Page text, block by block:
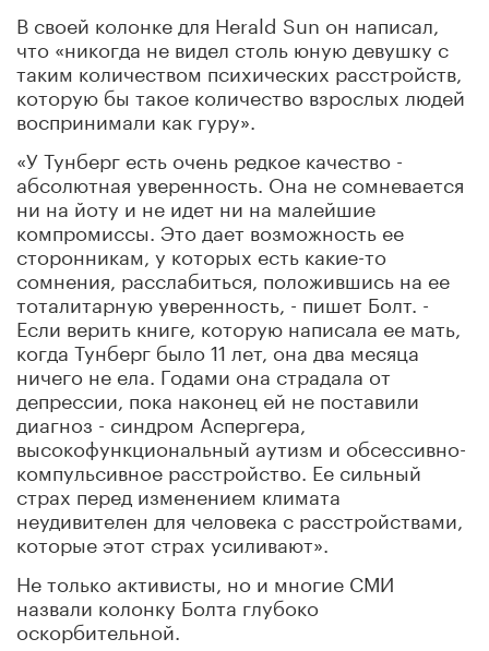
В своей колонке для Herald Sun он написал,
что «никогда не видел столь юную девушку с
таким количеством психических расстройств,
которую бы такое количество взрослых людей
воспринимали как гуру».
«У Тунберг есть очень редкое качество -
абсолютная уверенность. Она не сомневается
ни на йоту и не идет ни на малейшие
компромиссы. Это дает возможность ее
сторонникам, у которых есть какие-то
сомнения, расслабиться, положившись на ее
тоталитарную уверенность, - пишет Болт. -
Если верить книге, которую написала ее мать,
когда Тунберг было 11 лет, она два месяца
ничего не ела. Годами она страдала от
депрессии, пока наконец ей не поставили
диагноз - синдром Аспергера,
высокофункциональный аутизм и обсессивно-
компульсивное расстройство. Ее сильный
страх перед изменением климата
неудивителен для человека с расстройствами,
которые этот страх усиливают».
Не только активисты, но и многие СМИ
назвали колонку Болта глубоко
оскорбительной.